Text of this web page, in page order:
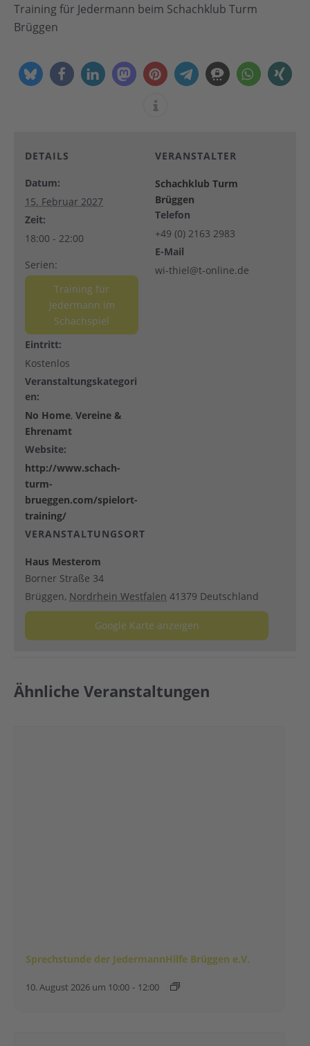
Training für Jedermann beim Schachklub Turm
Brüggen
DETAILS
Datum:
15. Februar 2027
Zeit:
18:00 - 22:00
Serien:
Training für
Jedermann im
Schachspiel
Eintritt:
Kostenlos
Veranstaltungskategori
en:
No Home, Vereine &
Ehrenamt
Website:
http://www.schach-
turm-
brueggen.com/spielort-
training/
VERANSTALTUNGSORT
Haus Mesterom
Borner Straße 34
Brüggen, Nordrhein Westfalen 41379 Deutschland
Google Karte anzeigen
VERANSTALTER
Schachklub Turm
Brüggen
Telefon
+49 (0) 2163 2983
E-Mail
wi-thiel@t-online.de
Ähnliche Veranstaltungen
Sprechstunde der JedermannHilfe Brüggen e.V.
10. August 2026 um 10:00 - 12:00